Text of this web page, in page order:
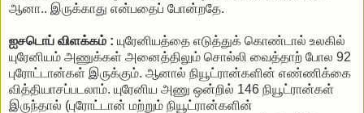
ஆனா.. இருக்காது என்பதைப் போன்றதே.
ஐசடொப் விளக்கம் : யுரேனியத்தை எடுத்துக் கொண்டால் உலகில்
யுரேனியம் அணுக்கள் அனைத்திலும் சொல்லி வைத்தாற் போல 92
புரோட்டான்கள் இருக்கும். ஆனால் நியூட்ரான்களின் எண்ணிக்கை
வித்தியாசப்படலாம். யுரேனிய அணு ஒன்றில் 146 நியூட்ரான்கள்
இருந்தால் (புரோட்டான் மற்றும் நியூட்ரான்களின்